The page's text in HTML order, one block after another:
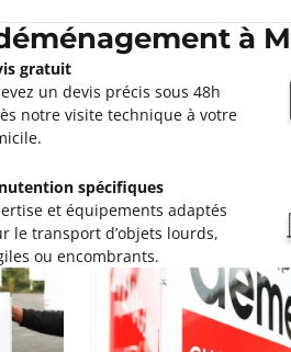
à
gratuit
un devis précis sous 48h
notre visite technique à votre
spécifiques
et équipements adaptés
le transport d’objets lourds,
ou encombrants.